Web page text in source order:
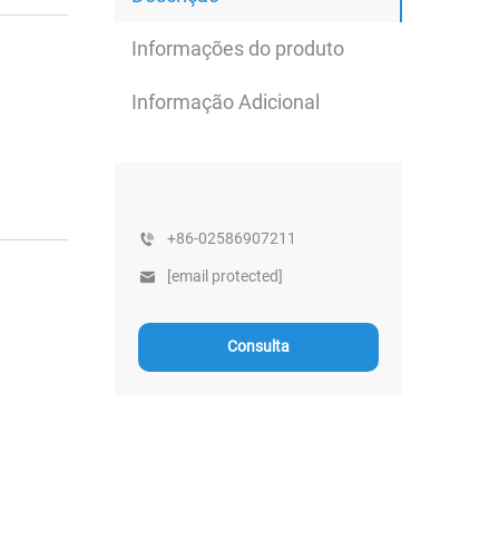
Informações do produto
Informação Adicional
+86-02586907211
[email protected]
Consulta